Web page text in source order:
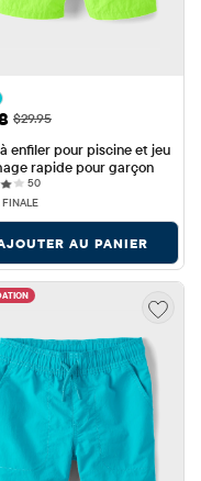
vente: $8.98
Prix ​​d'origine: $29.95
$29.95
enfiler pour piscine et jeu
rapide pour garçon
5050 reviews
FINALE
AU PANIER